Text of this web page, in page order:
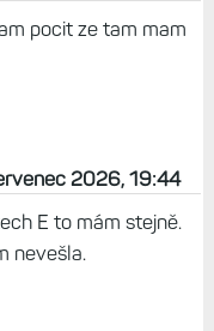
pocit ze tam mam
2026, 19:44
E to mám stejně.
nevešla.